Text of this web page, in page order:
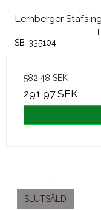
Lernberger
SB-335104
582,48 SEK
291,97 SEK
SLUTSÅLD